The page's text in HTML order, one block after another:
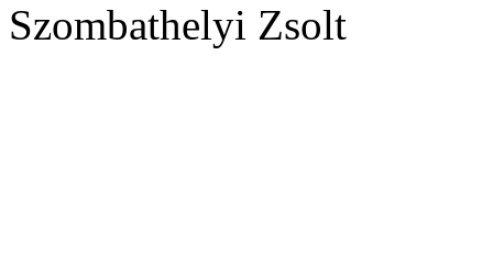
Szombathelyi Zsolt